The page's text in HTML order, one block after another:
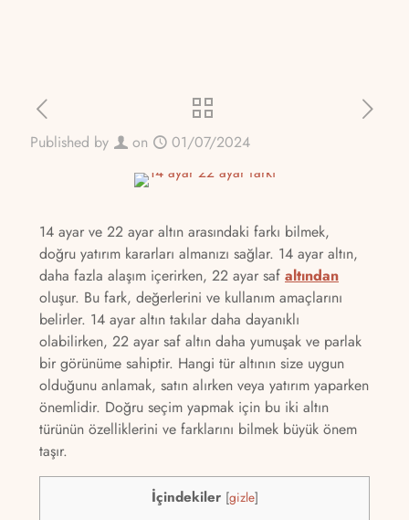
Published by on 01/07/2024
14 ayar ve 22 ayar altın arasındaki farkı bilmek,
doğru yatırım kararları almanızı sağlar. 14 ayar altın,
daha fazla alaşım içerirken, 22 ayar saf altından
oluşur. Bu fark, değerlerini ve kullanım amaçlarını
belirler. 14 ayar altın takılar daha dayanıklı
olabilirken, 22 ayar saf altın daha yumuşak ve parlak
bir görünüme sahiptir. Hangi tür altının size uygun
olduğunu anlamak, satın alırken veya yatırım yaparken
önemlidir. Doğru seçim yapmak için bu iki altın
türünün özelliklerini ve farklarını bilmek büyük önem
taşır.
İçindekiler [gizle]